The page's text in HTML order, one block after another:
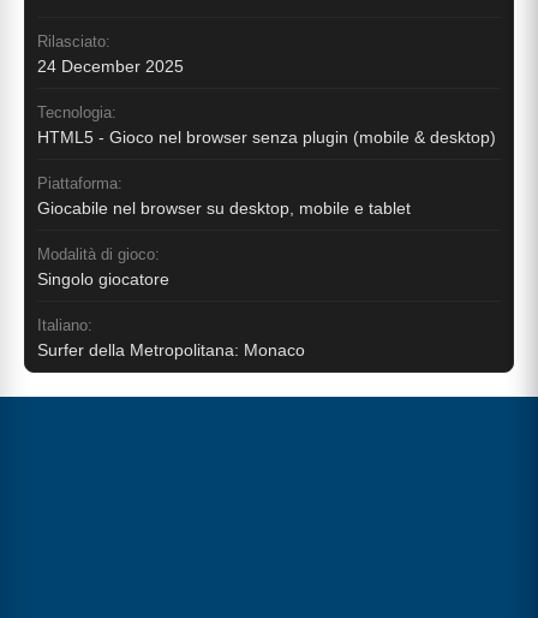
Rilasciato:
24 December 2025
Tecnologia:
HTML5 - Gioco nel browser senza plugin (mobile & desktop)
Piattaforma:
Giocabile nel browser su desktop, mobile e tablet
Modalità di gioco:
Singolo giocatore
Italiano:
Surfer della Metropolitana: Monaco